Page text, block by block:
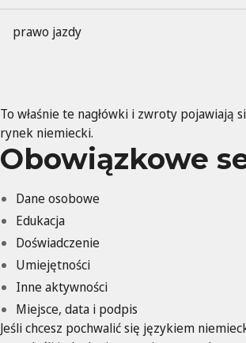
prawo jazdy
To właśnie te nagłówki i zwroty pojawiają
rynek niemiecki.
Obowiązkowe
Dane osobowe
Edukacja
Doświadczenie
Umiejętności
Inne aktywności
Miejsce, data i podpis
Jeśli chcesz pochwalić się językiem